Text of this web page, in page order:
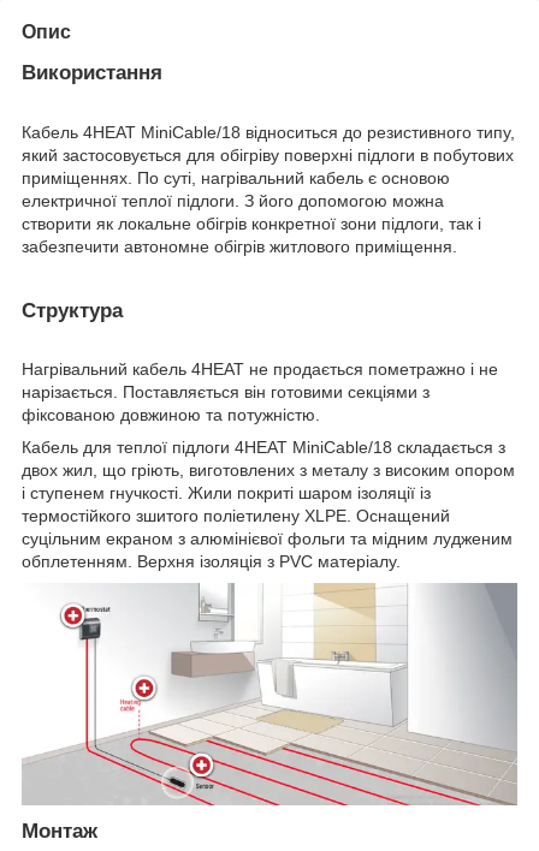
Опис
Використання
Кабель 4HEAT MiniCable/18 відноситься до резистивного типу,
який застосовується для обігріву поверхні підлоги в побутових
приміщеннях. По суті, нагрівальний кабель є основою
електричної теплої підлоги. З його допомогою можна
створити як локальне обігрів конкретної зони підлоги, так і
забезпечити автономне обігрів житлового приміщення.
Структура
Нагрівальний кабель 4HEAT не продається пометражно і не
нарізається. Поставляється він готовими секціями з
фіксованою довжиною та потужністю.
Кабель для теплої підлоги 4HEAT MiniCable/18 складається з
двох жил, що гріють, виготовлених з металу з високим опором
і ступенем гнучкості. Жили покриті шаром ізоляції із
термостійкого зшитого поліетилену XLPE. Оснащений
суцільним екраном з алюмінієвої фольги та мідним лудженим
обплетенням. Верхня ізоляція з PVC матеріалу.
Монтаж